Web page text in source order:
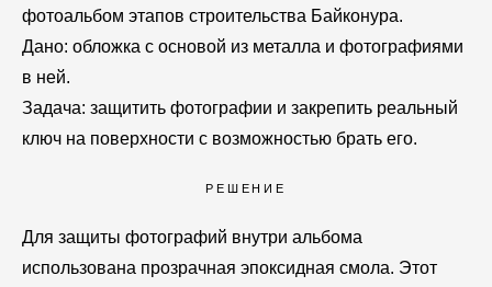
фотоальбом этапов строительства Байконура.
Дано: обложка с основой из металла и фотографиями
в ней.
Задача: защитить фотографии и закрепить реальный
ключ на поверхности с возможностью брать его.
РЕШЕНИЕ
Для защиты фотографий внутри альбома
использована прозрачная эпоксидная смола. Этот